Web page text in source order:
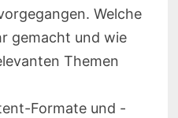
Welche
gemacht und wie
Themen
Formate und -